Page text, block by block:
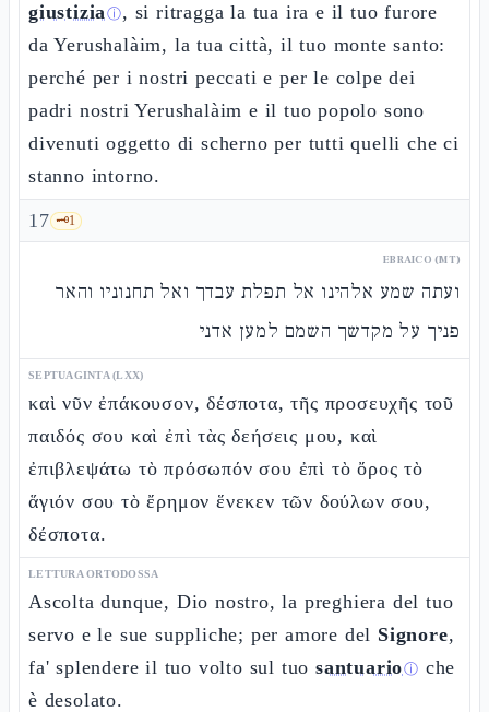
giustiziaⓘ, si ritragga la tua ira e il tuo furore
da Yerushalàim, la tua città, il tuo monte santo:
perché per i nostri peccati e per le colpe dei
padri nostri Yerushalàim e il tuo popolo sono
divenuti oggetto di scherno per tutti quelli che ci
stanno intorno.
17 🗝️1
EBRAICO (MT)
ועתה שמע אלהינו אל תפלת עבדך ואל תחנוניו והאר
פניך על מקדשך השמם למען אדני
SEPTUAGINTA (LXX)
καὶ νῦν ἐπάκουσον, δέσποτα, τῆς προσευχῆς τοῦ
παιδός σου καὶ ἐπὶ τὰς δεήσεις μου, καὶ
ἐπιβλεψάτω τὸ πρόσωπόν σου ἐπὶ τὸ ὄρος τὸ
ἅγιόν σου τὸ ἔρημον ἕνεκεν τῶν δούλων σου,
δέσποτα.
LETTURA ORTODOSSA
Ascolta dunque, Dio nostro, la preghiera del tuo
servo e le sue suppliche; per amore del Signore,
fa' splendere il tuo volto sul tuosantuarioⓘ che
è desolato.